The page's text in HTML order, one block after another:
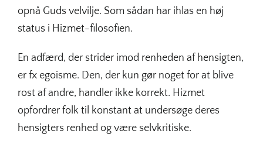
opnå Guds velvilje. Som sådan har ihlas en høj
status i Hizmet-filosofien.
En adfærd, der strider imod renheden af hensigten,
er fx egoisme. Den, der kun gør noget for at blive
rost af andre, handler ikke korrekt. Hizmet
opfordrer folk til konstant at undersøge deres
hensigters renhed og være selvkritiske.